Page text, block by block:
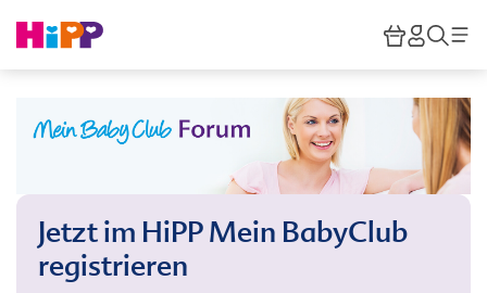
HiPP
Jetzt im HiPP Mein BabyClub
registrieren